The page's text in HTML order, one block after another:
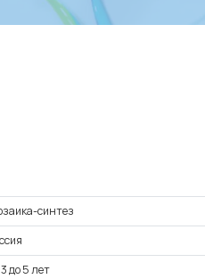
синтез
до 5 лет